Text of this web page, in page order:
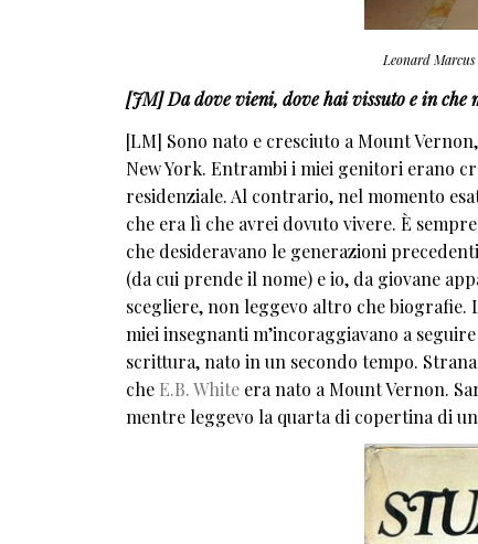
Leonard
[JM] Da dove vieni, dove hai vissuto e in che
[LM] Sono nato e cresciuto a Mount
New York. Entrambi i miei genitori erano
residenziale. Al contrario, nel momento
che era lì che avrei dovuto vivere. È
che desideravano le generazioni
(da cui prende il nome) e io, da giovane
scegliere, non leggevo altro che biografie.
miei insegnanti m’incoraggiavano a
scrittura, nato in un secondo tempo.
che E.B. White era nato a Mount Vernon.
mentre leggevo la quarta di copertina di